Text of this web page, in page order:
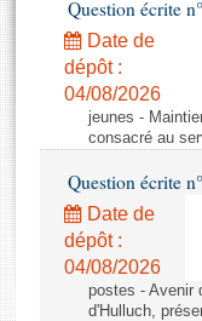
Projets de loi
Propositions de loi
Amendements
Textes adoptés
Rapports législatifs
Rapports sur
Baromètre de
Histoire
Juniors
Anciennes
Contacts et
Photos libres
Question écrite
Date de
dépôt :
04/08/2026
jeunes -
consacré au
Question écrite
Date de
dépôt :
04/08/2026
postes - Avenir
d'Hulluch,